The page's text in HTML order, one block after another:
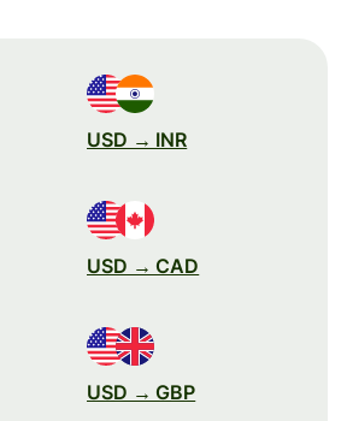
USD → INR
USD → CAD
USD → GBP